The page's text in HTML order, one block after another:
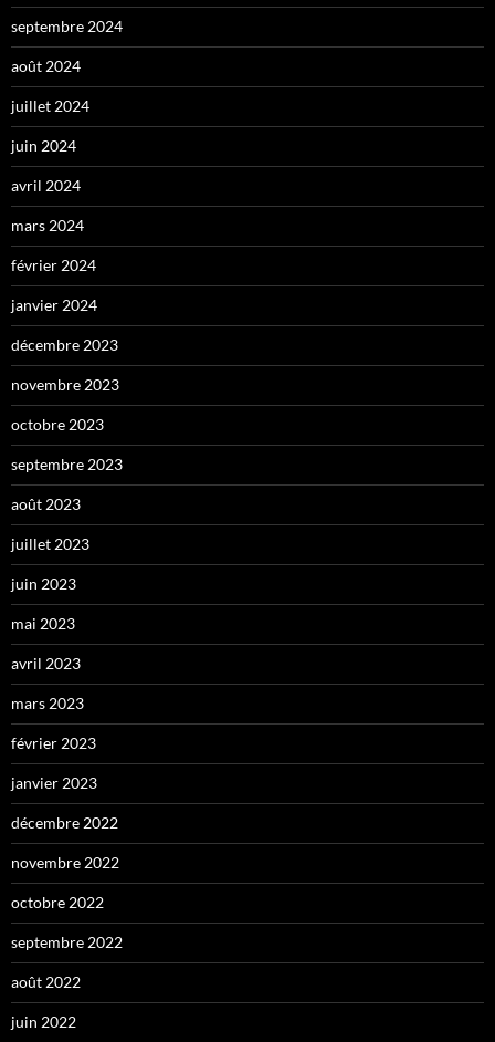
septembre 2024
août 2024
juillet 2024
juin 2024
avril 2024
mars 2024
février 2024
janvier 2024
décembre 2023
novembre 2023
octobre 2023
septembre 2023
août 2023
juillet 2023
juin 2023
mai 2023
avril 2023
mars 2023
février 2023
janvier 2023
décembre 2022
novembre 2022
octobre 2022
septembre 2022
août 2022
juin 2022